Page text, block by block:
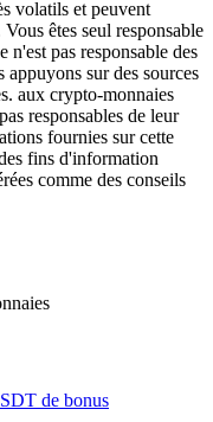
volatils et peuvent
êtes seul responsable
n'est pas responsable des
sur des sources
aux crypto-monnaies
responsables de leur
fournies sur cette
fins d'information
comme des conseils
de bonus